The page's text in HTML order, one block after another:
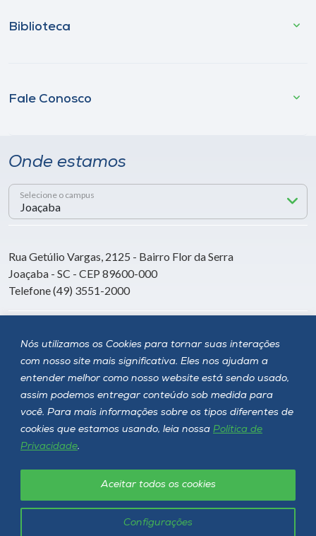
Nós utilizamos os Cookies para tornar suas interações
com nosso site mais significativa. Eles nos ajudam a
entender melhor como nosso website está sendo usado,
assim podemos entregar conteúdo sob medida para
você. Para mais informações sobre os tipos diferentes de
cookies que estamos usando, leia nossa Política de
Privacidade.
Configurações
Aceitar todos os cookies
Biblioteca
Fale Conosco
Onde estamos
Selecione o campus
Rua Getúlio Vargas, 2125 - Bairro Flor da Serra
Joaçaba - SC - CEP 89600-000
Telefone (49) 3551-2000
Siga a Unoesc
Unoesc © 2026 - Todos os direitos reservados
Política de privacidade LGPD